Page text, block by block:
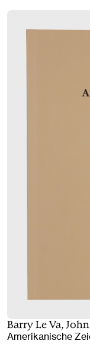
Barry Le Va,
Amerikanische